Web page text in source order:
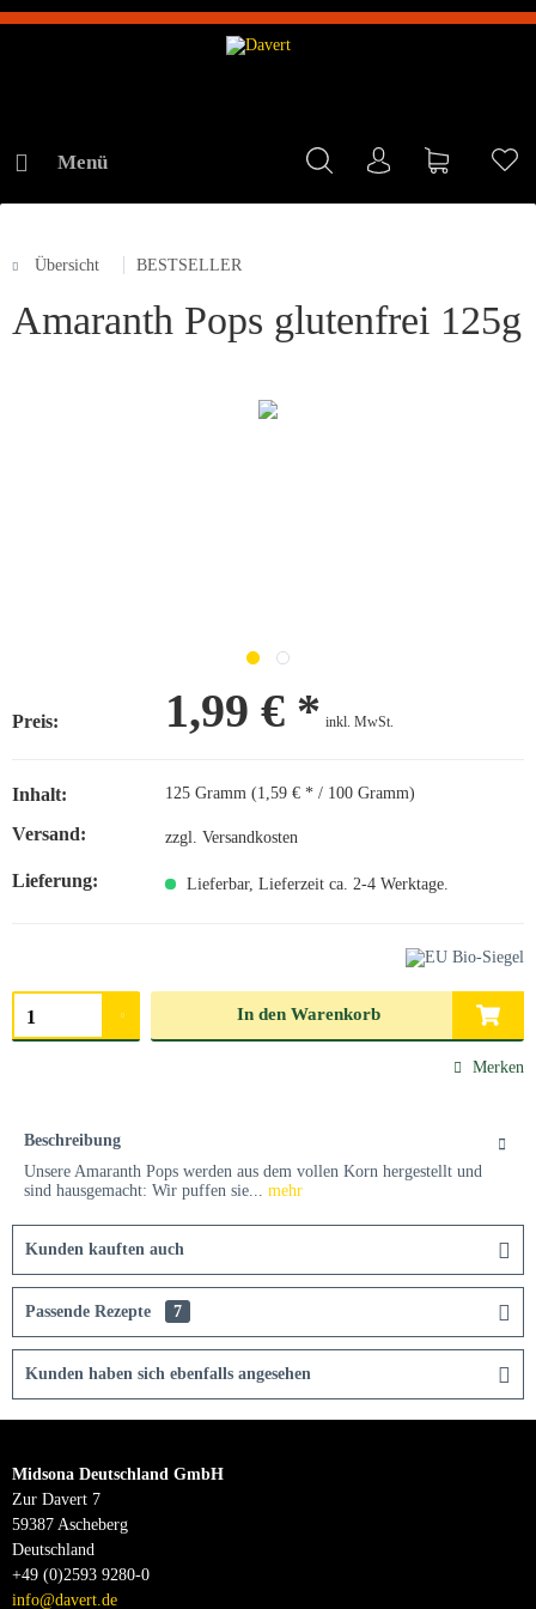
Menü Mein KontoWarenkorb
Übersicht BESTSELLER
ONLINE-SHOP
Amaranth Pops glutenfrei 125g
Preis: 1,99 € * inkl. MwSt.
Inhalt: 125 Gramm (1,59 € * / 100 Gramm)
Versand: zzgl. Versandkosten
Lieferung: Lieferbar, Lieferzeit ca. 2-4 Werktage.
Menge auswählen
In den Warenkorb
Merken
Beschreibung
Unsere Amaranth Pops werden aus dem vollen Korn hergestellt und
sind hausgemacht: Wir puffen sie... mehr
Kunden kauften auch
Passende Rezepte 7
Kunden haben sich ebenfalls angesehen
Midsona Deutschland GmbH
Zur Davert 7
59387 Ascheberg
Deutschland
+49 (0)2593 9280-0
info@davert.de